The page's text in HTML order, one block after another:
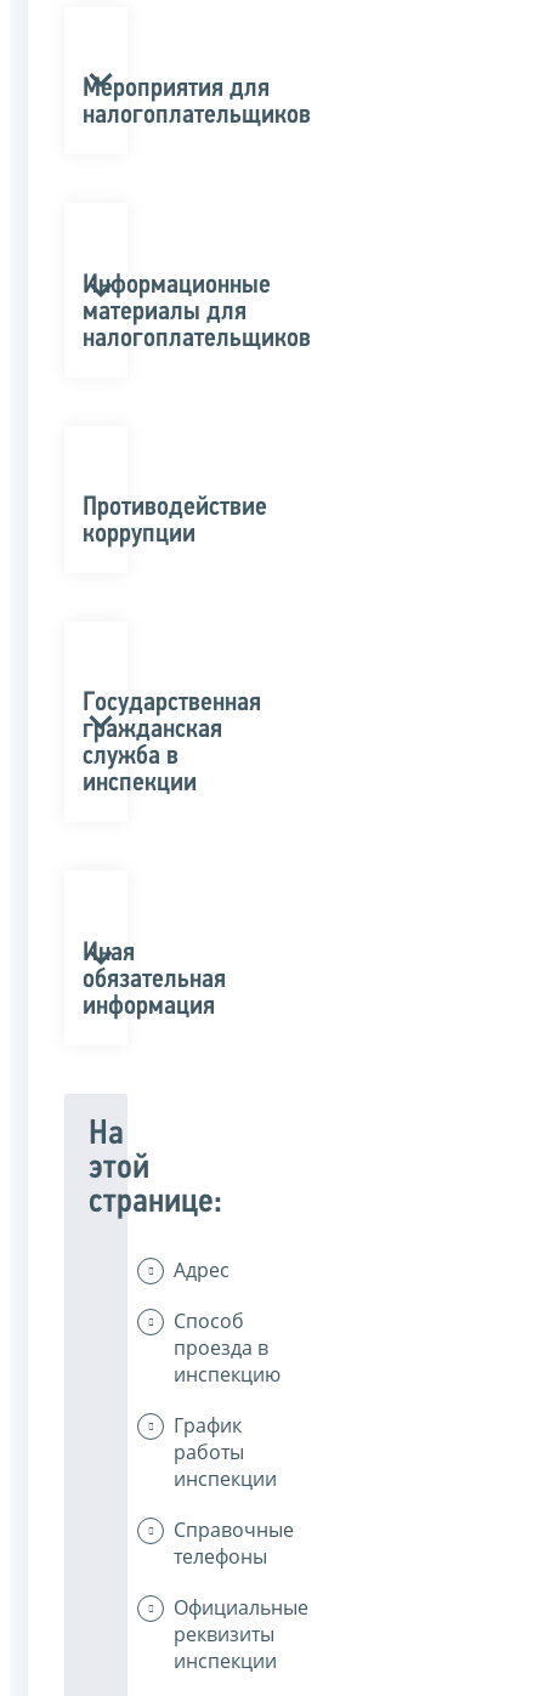
Мероприятия для
налогоплательщиков
Информационные
материалы для
налогоплательщиков
Противодействие
коррупции
Государственная
гражданская
служба в
инспекции
Иная
обязательная
информация
На
этой
странице:
Адрес
Способ
проезда в
инспекцию
График
работы
инспекции
Справочные
телефоны
Официальные
реквизиты
инспекции